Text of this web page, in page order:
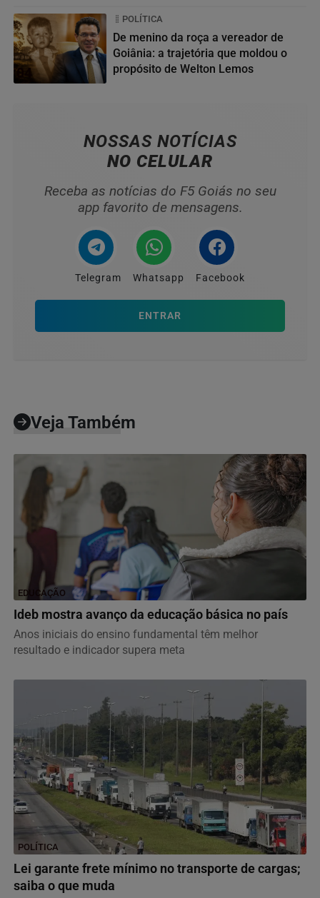
04
POLÍTICA
De menino da roça a vereador de
Goiânia: a trajetória que moldou o
propósito de Welton Lemos
NOSSAS NOTÍCIAS
NO CELULAR
Receba as notícias do F5 Goiás no seu
app favorito de mensagens.
Telegram Whatsapp Facebook
ENTRAR
Veja Também
EDUCAÇÃO
Ideb mostra avanço da educação básica no país
Anos iniciais do ensino fundamental têm melhor
resultado e indicador supera meta
POLÍTICA
Lei garante frete mínimo no transporte de cargas;
saiba o que muda